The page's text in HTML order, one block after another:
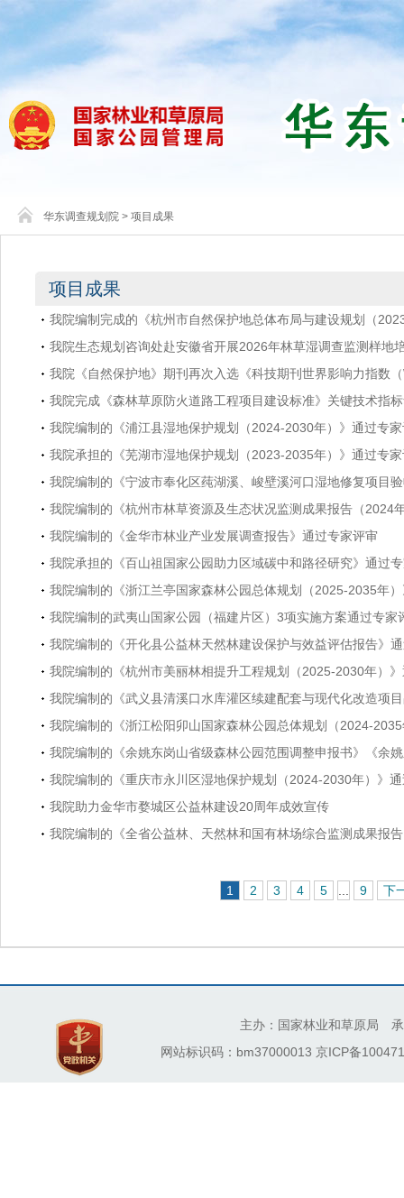
华东调查规划院 > 项目成果
项目成果
我院编制完成的《杭州市自然保护地总体布局与建设规划（
我院生态规划咨询处赴安徽省开展2026年林草湿调查监测样地
我院《自然保护地》期刊再次入选《科技期刊世界影响力指数
我院完成《森林草原防火道路工程项目建设标准》关键技术指
我院编制的《浦江县湿地保护规划（2024-2030年）》通过专
我院承担的《芜湖市湿地保护规划（2023-2035年）》通过专
我院编制的《宁波市奉化区莼湖溪、峻壁溪河口湿地修复项目
我院编制的《杭州市林草资源及生态状况监测成果报告（2024
我院编制的《金华市林业产业发展调查报告》通过专家评审
我院承担的《百山祖国家公园助力区域碳中和路径研究》通过
我院编制的《浙江兰亭国家森林公园总体规划（2025-2035年
我院编制的武夷山国家公园（福建片区）3项实施方案通过专家
我院编制的《开化县公益林天然林建设保护与效益评估报告》
我院编制的《杭州市美丽林相提升工程规划（2025-2030年）
我院编制的《武义县清溪口水库灌区续建配套与现代化改造项
我院编制的《浙江松阳卯山国家森林公园总体规划（2024-
我院编制的《余姚东岗山省级森林公园范围调整申报书》《余
我院编制的《重庆市永川区湿地保护规划（2024-2030年）》
我院助力金华市婺城区公益林建设20周年成效宣传
我院编制的《全省公益林、天然林和国有林场综合监测成果报
1 2 3 4 5 ... 9 下
主办：国家林业和草原局
网站标识码：bm37000013 京ICP备